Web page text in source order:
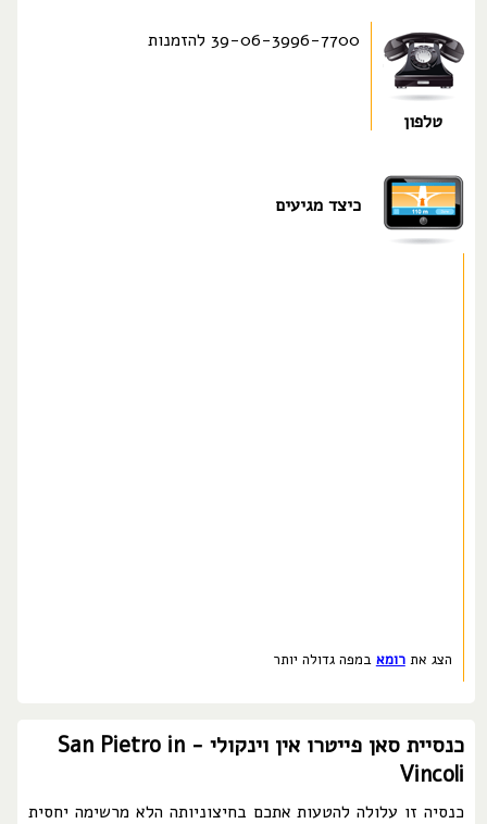
טלפון
39-06-3996-7700 להזמנות
כיצד מגיעים
הצג אתרומא במפה גדולה יותר
כנסיית סאן פייטרו אין וינקולי - San Pietro in
Vincoli
כנסיה זו עלולה להטעות אתכם בחיצוניותה הלא מרשימה יחסית